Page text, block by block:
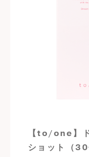
【to/one】
ショット（30